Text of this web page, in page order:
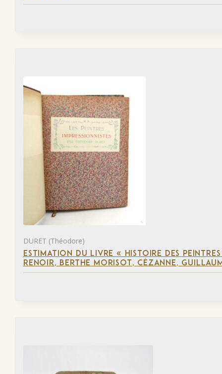
DURET (Théodore)
ESTIMATION DU LIVRE « HISTOIRE DES
RENOIR, BERTHE MORISOT, CÉZANNE,